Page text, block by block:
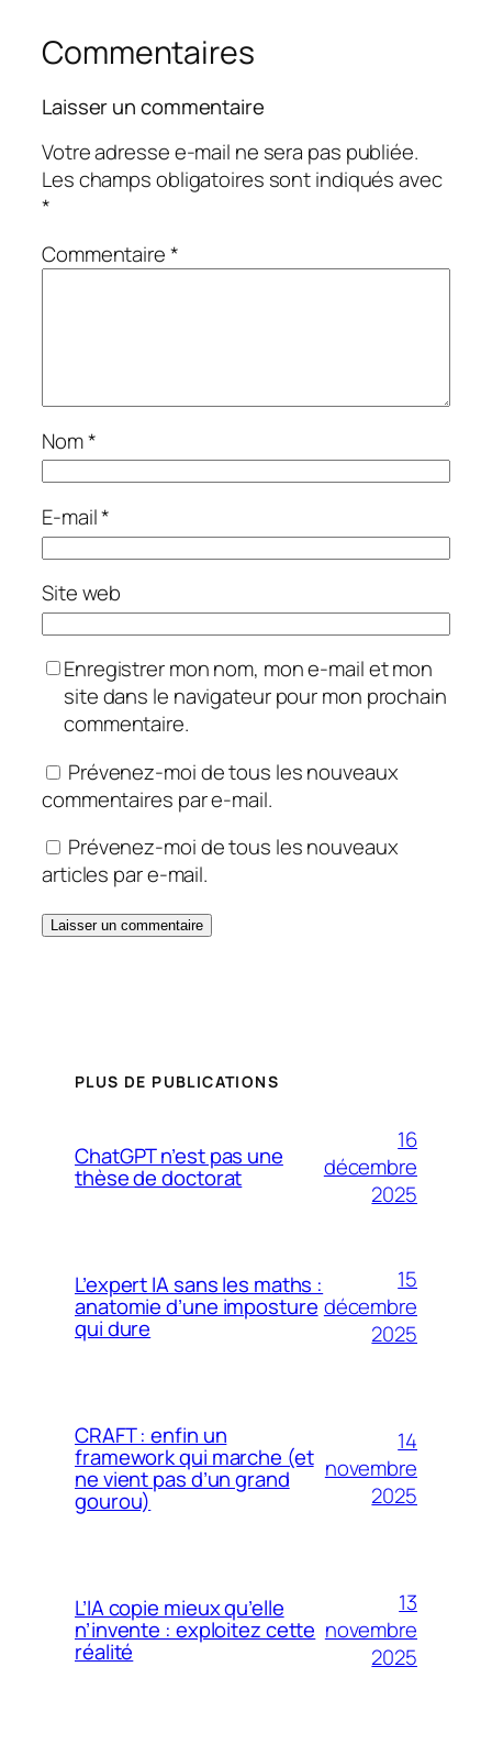
Commentaires
Laisser un commentaire
Votre adresse e-mail ne sera pas publiée.
Les champs obligatoires sont indiqués avec
*
Commentaire*
Nom*
E-mail*
Site web
Enregistrer mon nom, mon e-mail et mon
site dans le navigateur pour mon prochain
commentaire.
Prévenez-moi de tous les nouveaux
commentaires par e-mail.
Prévenez-moi de tous les nouveaux
articles par e-mail.
PLUS DE PUBLICATIONS
ChatGPT n’est pas une
thèse de doctorat
16
décembre
2025
L’expert IA sans les maths :
anatomie d’une imposture
qui dure
15
décembre
2025
CRAFT : enfin un
framework qui marche (et
ne vient pas d’un grand
gourou)
14
novembre
2025
L’IA copie mieux qu’elle
n’invente : exploitez cette
réalité
13
novembre
2025